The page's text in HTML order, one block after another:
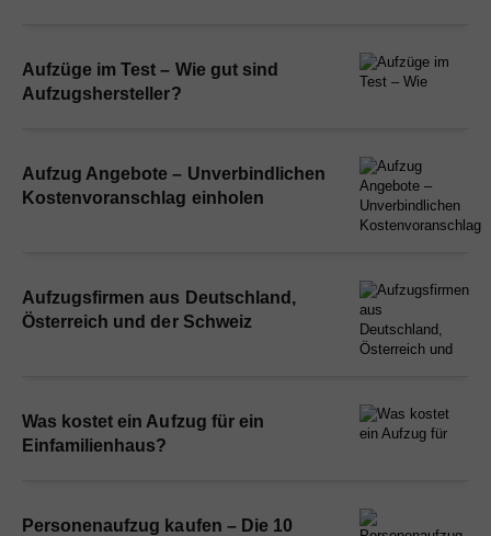
Aufzüge im Test – Wie gut sind
Aufzugshersteller?
Aufzug Angebote – Unverbindlichen
Kostenvoranschlag einholen
Aufzugsfirmen aus Deutschland,
Österreich und der Schweiz
Was kostet ein Aufzug für ein
Einfamilienhaus?
Personenaufzug kaufen – Die 10